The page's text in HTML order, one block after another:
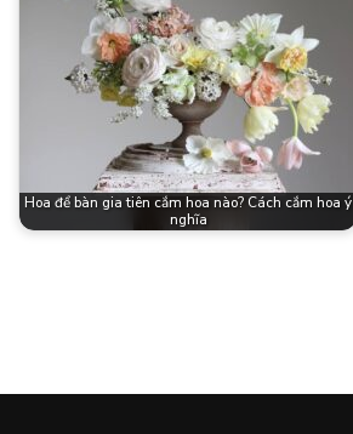
Hoa để bàn gia tiên cắm hoa nào? Cách cắm hoa ý
nghĩa